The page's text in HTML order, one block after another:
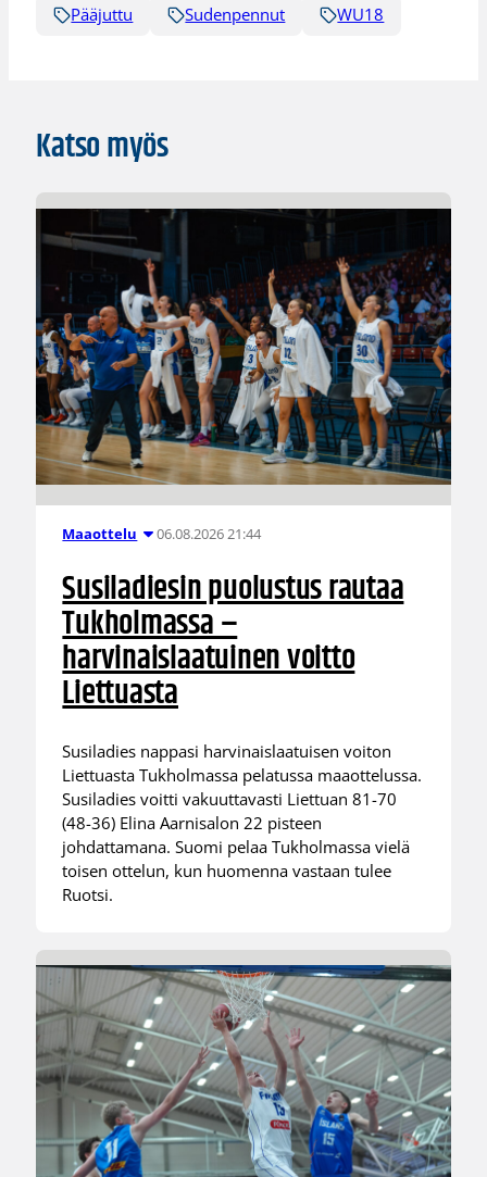
Pääjuttu Sudenpennut WU18
Katso myös
Maaottelu 06.08.2026 21:44
Susiladiesin puolustus rautaa
Tukholmassa –
harvinaislaatuinen voitto
Liettuasta
Susiladies nappasi harvinaislaatuisen voiton
Liettuasta Tukholmassa pelatussa maaottelussa.
Susiladies voitti vakuuttavasti Liettuan 81-70
(48-36) Elina Aarnisalon 22 pisteen
johdattamana. Suomi pelaa Tukholmassa vielä
toisen ottelun, kun huomenna vastaan tulee
Ruotsi.